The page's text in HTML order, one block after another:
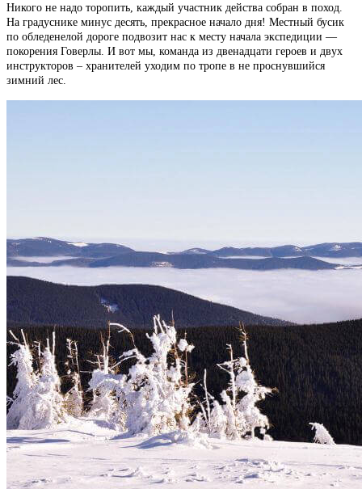
Никого не надо торопить, каждый участник действа собран в поход.
На градуснике минус десять, прекрасное начало дня! Местный бусик
по обледенелой дороге подвозит нас к месту начала экспедиции —
покорения Говерлы. И вот мы, команда из двенадцати героев и двух
инструкторов – хранителей уходим по тропе в не проснувшийся
зимний лес.